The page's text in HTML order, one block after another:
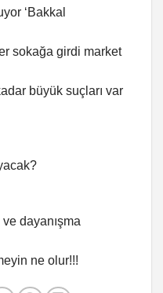
‘Bakkal
sokağa girdi market
büyük suçları var
dayanışma
ne olur!!!